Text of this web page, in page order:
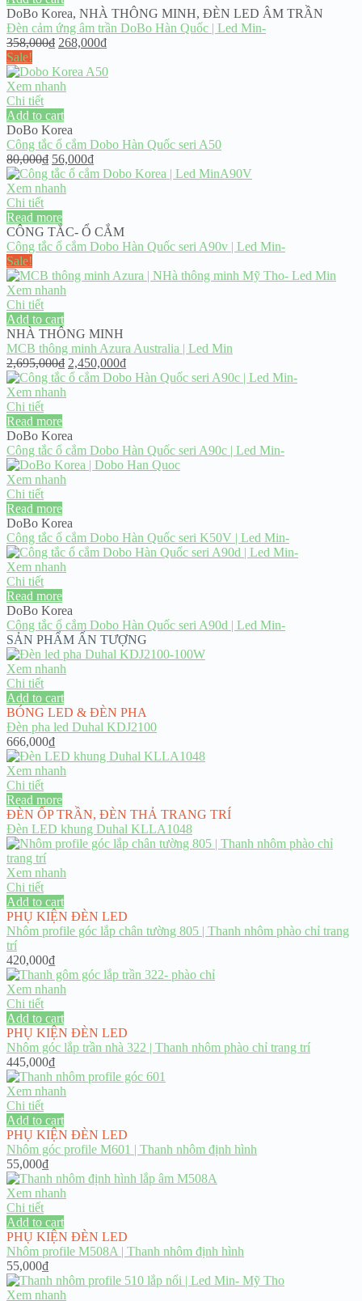
DoBo Korea, NHÀ THÔNG MINH, ĐÈN LED ÂM TRẦN
Đèn cảm ứng âm trần DoBo Hàn Quốc | Led Min-
358,000₫ Original
was:
358,000₫.
268,000₫Current
is:
Sale!
Xem nhanh
Chi tiết
Add to cart
DoBo Korea
Công tắc ổ cắm Dobo Hàn Quốc seri A50
80,000₫ Original
price
was:
56,000₫Current
price
Xem nhanh
Chi tiết
Read more
CÔNG TẮC- Ổ CẮM
Công tắc ổ cắm Dobo Hàn Quốc seri A90v | Led Min-
Sale!
Xem nhanh
Chi tiết
Add to cart
NHÀ THÔNG MINH
MCB thông minh Azura Australia | Led Min
2,695,000₫ Original
price
2,450,000₫Current
price
Xem nhanh
Chi tiết
Read more
DoBo Korea
Công tắc ổ cắm Dobo Hàn Quốc seri A90c | Led Min-
Xem nhanh
Chi tiết
Read more
DoBo Korea
Công tắc ổ cắm Dobo Hàn Quốc seri K50V | Led Min-
Xem nhanh
Chi tiết
Read more
DoBo Korea
Công tắc ổ cắm Dobo Hàn Quốc seri A90d | Led Min-
SẢN PHẨM ẤN TƯỢNG
Xem nhanh
Chi tiết
Add to cart
BÓNG LED & ĐÈN PHA
Đèn pha led Duhal KDJ2100
666,000₫
Xem nhanh
Chi tiết
Read more
ĐÈN ỐP TRẦN, ĐÈN THẢ TRANG TRÍ
Đèn LED khung Duhal KLLA1048
Xem nhanh
Chi tiết
Add to cart
PHỤ KIỆN ĐÈN LED
Nhôm profile góc lắp chân tường 805 | Thanh nhôm phào chỉ trang
trí
420,000₫
Xem nhanh
Chi tiết
Add to cart
PHỤ KIỆN ĐÈN LED
Nhôm góc lắp trần nhà 322 | Thanh nhôm phào chỉ trang trí
445,000₫
Xem nhanh
Chi tiết
Add to cart
PHỤ KIỆN ĐÈN LED
Nhôm góc profile M601 | Thanh nhôm định hình
55,000₫
Xem nhanh
Chi tiết
Add to cart
PHỤ KIỆN ĐÈN LED
Nhôm profile M508A | Thanh nhôm định hình
55,000₫
Xem nhanh